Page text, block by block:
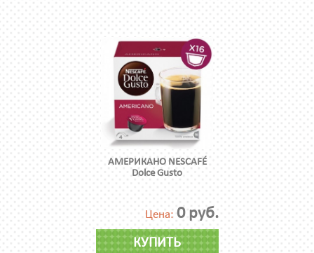
АМЕРИКАНО NESCAFÉ
Dolce Gusto
Цена: 0 руб.
КУПИТЬ